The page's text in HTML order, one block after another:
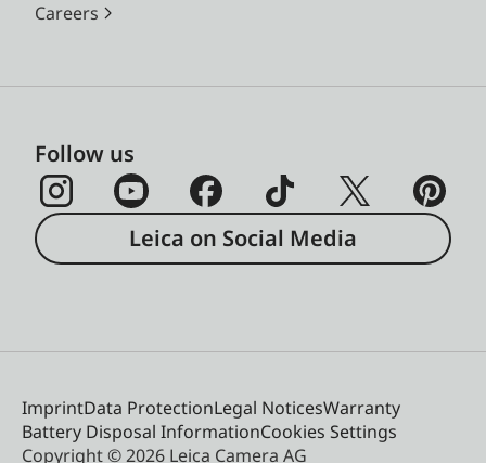
Careers
Follow us
Leica on Social Media
ImprintData ProtectionLegal NoticesWarranty
Battery Disposal InformationCookies Settings
Copyright © 2026 Leica Camera AG